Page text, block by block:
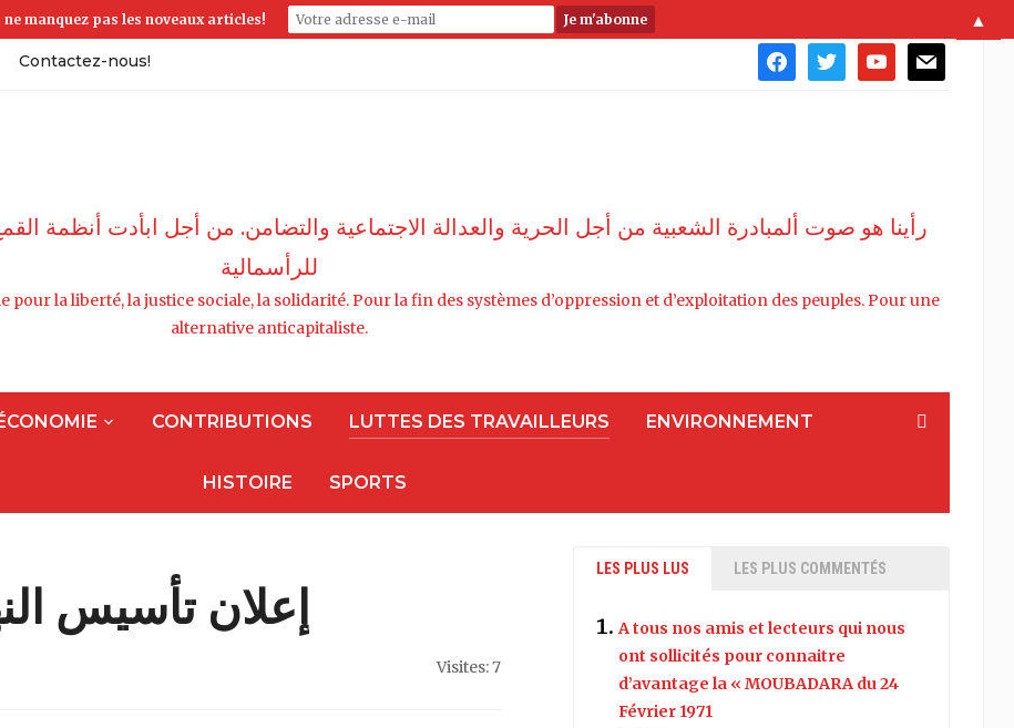
facebooktwitter youtubemail
Contactez-nous!
رأينا هو صوت ألمبادرة الشعبية من أجل الحرية والعدالة الاجتماعية والتضامن. من أجل ابأدت أنظمة
للرأسمالية
la liberté, la justice sociale, la solidarité. Pour la fin des systèmes d’oppression et d’exploitation des peuples. Pour une
alternative anticapitaliste.
CONTRIBUTIONS LUTTES DES TRAVAILLEURS ENVIRONNEMENT
HISTOIRE SPORTS
إعلان تأسيس
Visites: 7
LES PLUS LUS LES PLUS COMMENTÉS
A tous nos amis et lecteurs qui nous
ont sollicités pour connaitre
d’avantage la « MOUBADARA du 24
Février 1971
manquez pas les noveaux articles! ▲